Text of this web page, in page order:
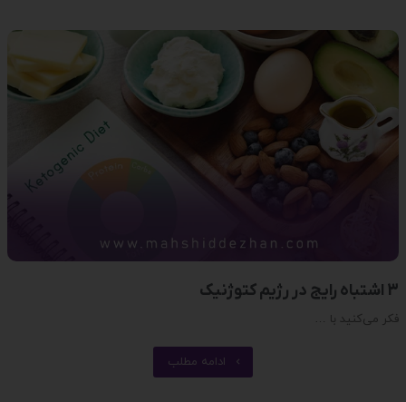
3 اشتباه رایج در رژیم کتوژنیک
فکر می‌کنید با …
ادامه مطلب